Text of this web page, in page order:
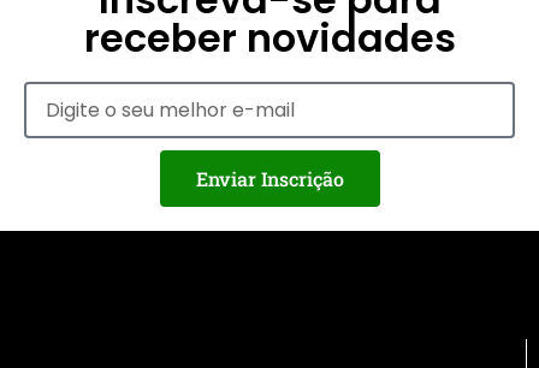
receber novidades
Enviar Inscrição